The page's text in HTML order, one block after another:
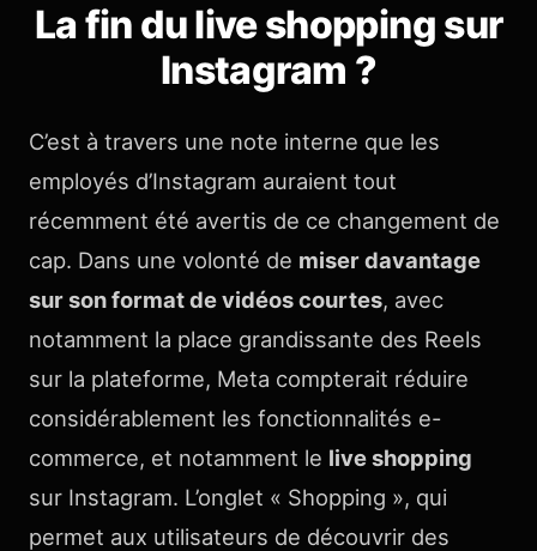
La fin du live shopping sur
Instagram ?
C’est à travers une note interne que les
employés d’Instagram auraient tout
récemment été avertis de ce changement de
cap. Dans une volonté de miser davantage
sur son format de vidéos courtes, avec
notamment la place grandissante des Reels
sur la plateforme, Meta compterait réduire
considérablement les fonctionnalités e-
commerce, et notamment le live shopping
sur Instagram. L’onglet « Shopping », qui
permet aux utilisateurs de découvrir des